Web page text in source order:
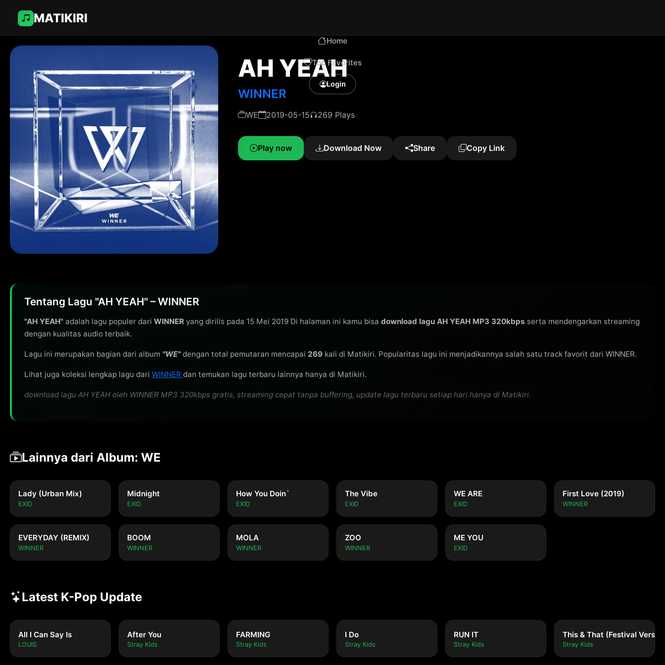
MATIKIRI
Home
Top Favorites
Login
AH YEAH
WINNER
WE 2019-05-15 269 Plays
Play now Download Now Share Copy Link
Tentang Lagu "AH YEAH" – WINNER
"AH YEAH" adalah lagu populer dari WINNER yang dirilis pada 15 Mei 2019 Di halaman ini kamu bisa download lagu AH YEAH MP3 320kbps serta mendengarkan streaming
dengan kualitas audio terbaik.
Lagu ini merupakan bagian dari album "WE"dengan total pemutaran mencapai 269 kali di Matikiri. Popularitas lagu ini menjadikannya salah satu track favorit dari WINNER.
Lihat juga koleksi lengkap lagu dari WINNER dan temukan lagu terbaru lainnya hanya di Matikiri.
download lagu AH YEAH oleh WINNER MP3 320kbps gratis, streaming cepat tanpa buffering, update lagu terbaru setiap hari hanya di Matikiri.
Lainnya dari Album: WE
Lady (Urban Mix)
EXID
Midnight
EXID
How You Doin`
EXID
The Vibe
EXID
WE ARE
EXID
First Love (2019)
WINNER
EVERYDAY (REMIX)
WINNER
BOOM
WINNER
MOLA
WINNER
ZOO
WINNER
ME YOU
EXID
Latest K-Pop Update
All I Can Say Is
LOUIS
After You
Stray Kids
FARMING
Stray Kids
I Do
Stray Kids
RUN IT
Stray Kids
This & That (Festival
Stray Kids